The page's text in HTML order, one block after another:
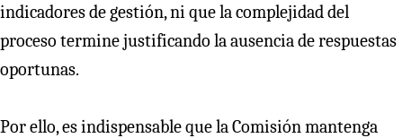
indicadores de gestión, ni que la complejidad del
proceso termine justificando la ausencia de respuestas
oportunas.
Por ello, es indispensable que la Comisión mantenga